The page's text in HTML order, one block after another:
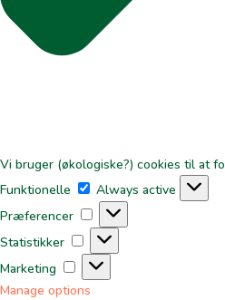
Vi bruger (økologiske?) cookies til at
Funktionelle
Funktionelle
Always active
Præferencer
Præferencer
Statistikker
Statistikker
Marketing
Marketing
Manage options